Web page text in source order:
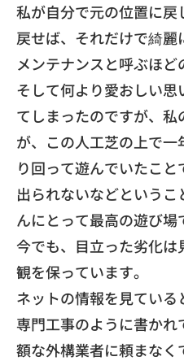
私が自分で元の位置に戻
戻せば、 それだけで綺麗
メンテナンスと呼ぶほど
そして何より愛おしい思
てしまったのですが、 私
が、 この人工芝の上で
り回って遊んでいたこ と
出られないなどというこ
んにとって最高の遊び場
今でも、目立った劣化は
観を保っています。
ネットの情報を見ている
専門工事のように書かれ
額な外構業者に頼まなく